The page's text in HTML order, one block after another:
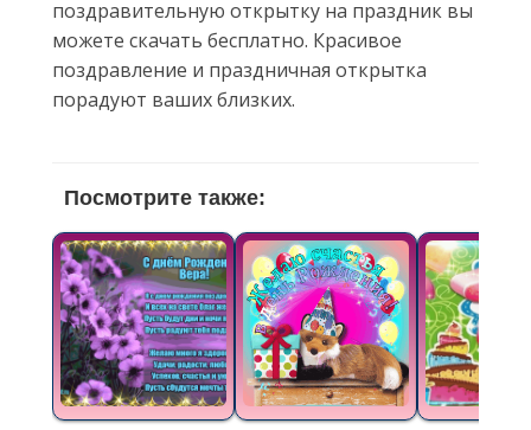
поздравительную открытку на праздник вы
можете скачать бесплатно. Красивое
поздравление и праздничная открытка
порадуют ваших близких.
Посмотрите также: